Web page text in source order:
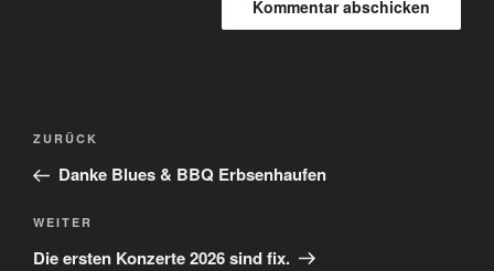
Beitragsnavigation
Vorheriger
Beitrag
ZURÜCK
Danke Blues & BBQ Erbsenhaufen
Nächster
Beitrag
WEITER
Die ersten Konzerte 2026 sind fix.